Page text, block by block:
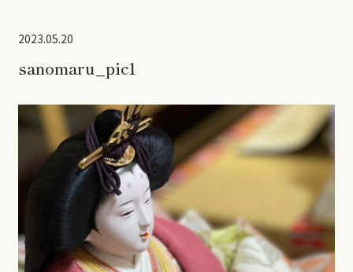
2023.05.20
sanomaru_pic1